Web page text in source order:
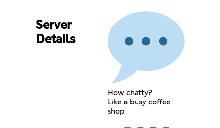
Server
Details
How chatty?
Like a busy coffee
shop